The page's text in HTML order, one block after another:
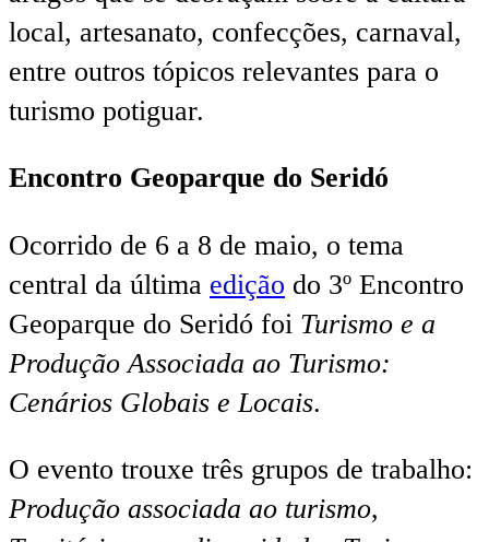
local, artesanato, confecções, carnaval,
entre outros tópicos relevantes para o
turismo potiguar.
Encontro Geoparque do Seridó
Ocorrido de 6 a 8 de maio, o tema
central da última edição do 3º Encontro
Geoparque do Seridó foi Turismo e a
Produção Associada ao Turismo:
Cenários Globais e Locais.
O evento trouxe três grupos de trabalho:
Produção associada ao turismo,